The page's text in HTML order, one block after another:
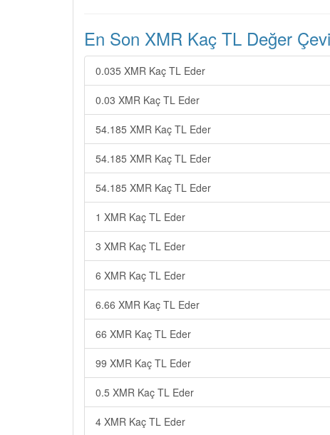
En Son XMR Kaç TL Değer
0.035 XMR Kaç TL Eder
0.03 XMR Kaç TL Eder
54.185 XMR Kaç TL Eder
54.185 XMR Kaç TL Eder
54.185 XMR Kaç TL Eder
1 XMR Kaç TL Eder
3 XMR Kaç TL Eder
6 XMR Kaç TL Eder
6.66 XMR Kaç TL Eder
66 XMR Kaç TL Eder
99 XMR Kaç TL Eder
0.5 XMR Kaç TL Eder
4 XMR Kaç TL Eder